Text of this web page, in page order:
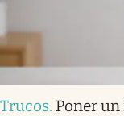
Trucos. Poner un